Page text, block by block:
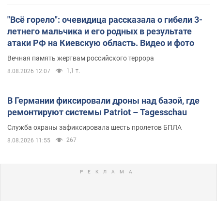
"Всё горело": очевидица рассказала о гибели 3-
летнего мальчика и его родных в результате
атаки РФ на Киевскую область. Видео и фото
Вечная память жертвам российского террора
8.08.2026 12:07 1,1 т.
В Германии фиксировали дроны над базой, где
ремонтируют системы Patriot – Tagesschau
Служба охраны зафиксировала шесть пролетов БПЛА
8.08.2026 11:55 267